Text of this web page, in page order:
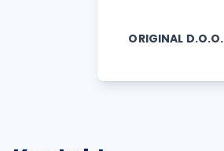
ORIGINAL D.O.O.